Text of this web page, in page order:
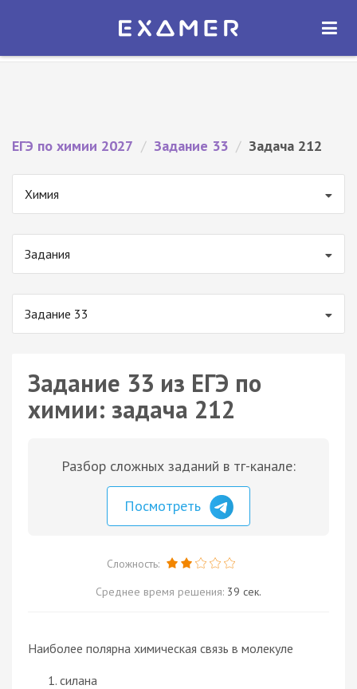
Экзамер — ЕГЭ 2027
ОТКРЫТЬ
ЕГЭ по химии 2027 / Задание 33 / Задача 212
Химия
Задания
Задание 33
Задание 33 из ЕГЭ по
химии: задача 212
Разбор сложных заданий в тг-канале:
Посмотреть
Сложность:
Среднее время решения: 39 сек.
Наиболее полярна химическая связь в молекуле
силана